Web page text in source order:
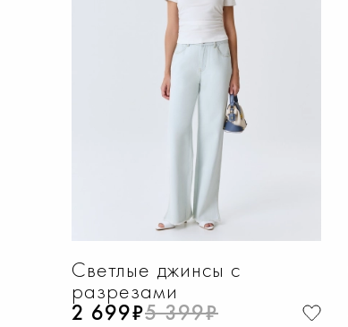
Светлые джинсы с
разрезами
2 699₽5 399₽